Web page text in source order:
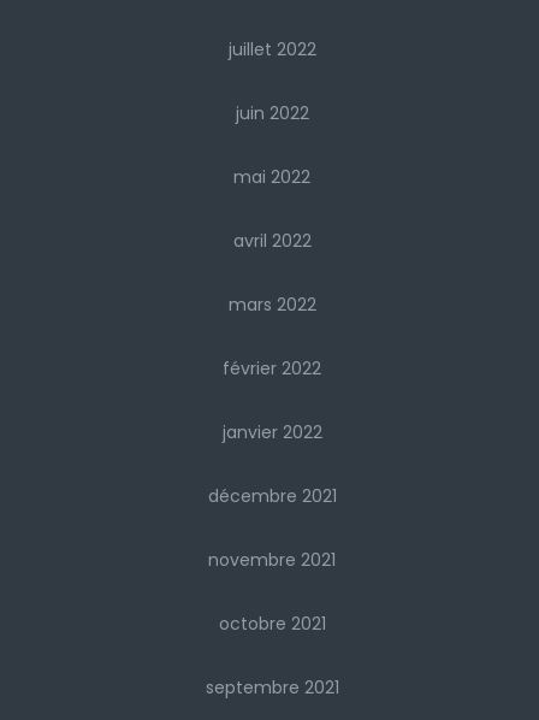
juillet 2022
juin 2022
mai 2022
avril 2022
mars 2022
février 2022
janvier 2022
décembre 2021
novembre 2021
octobre 2021
septembre 2021